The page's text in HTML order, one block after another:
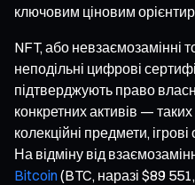
ключовим ціновим
NFT, або невзаємозамінні
неподільні цифрові
підтверджують право
конкретних активів —
колекційні предмети, ігрові
На відміну від
Bitcoin(BTC, наразі $89